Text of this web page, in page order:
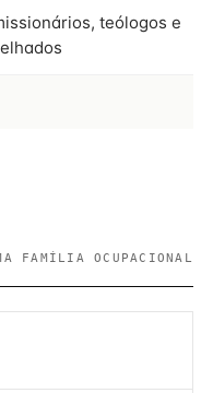
teólogos e
FAMÍLIA OCUPACIONAL